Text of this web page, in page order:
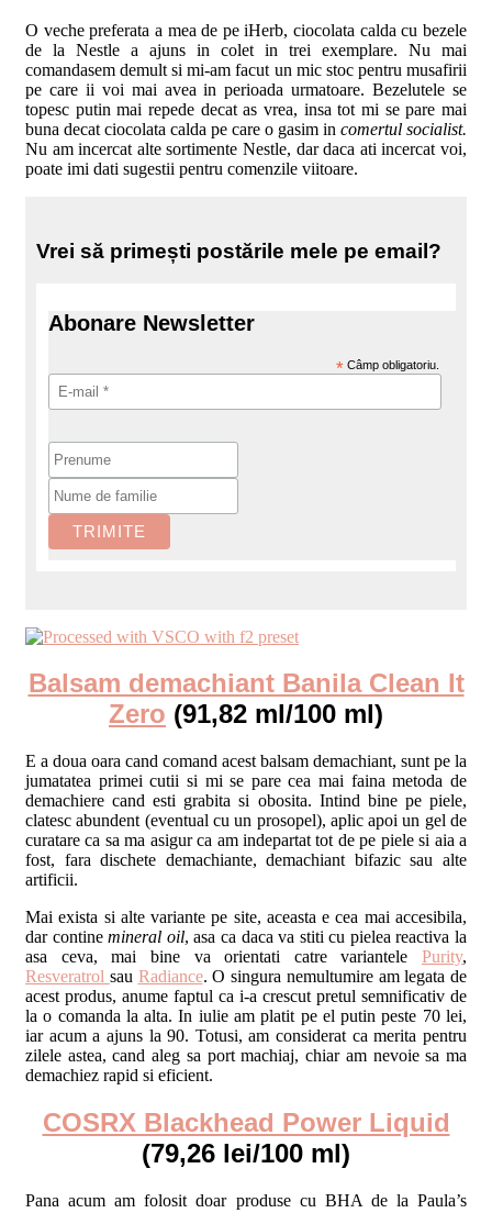
O veche preferata a mea de pe iHerb, ciocolata calda cu bezele
de la Nestle a ajuns in colet in trei exemplare. Nu mai
comandasem demult si mi-am facut un mic stoc pentru musafirii
pe care ii voi mai avea in perioada urmatoare. Bezelutele se
topesc putin mai repede decat as vrea, insa tot mi se pare mai
buna decat ciocolata calda pe care o gasim in comertul socialist.
Nu am incercat alte sortimente Nestle, dar daca ati incercat voi,
poate imi dati sugestii pentru comenzile viitoare.
Vrei să primești postările mele pe email?
Abonare Newsletter
* Câmp obligatoriu.
Balsam demachiant Banila Clean It
Zero (91,82 ml/100 ml)
E a doua oara cand comand acest balsam demachiant, sunt pe la
jumatatea primei cutii si mi se pare cea mai faina metoda de
demachiere cand esti grabita si obosita. Intind bine pe piele,
clatesc abundent (eventual cu un prosopel), aplic apoi un gel de
curatare ca sa ma asigur ca am indepartat tot de pe piele si aia a
fost, fara dischete demachiante, demachiant bifazic sau alte
artificii.
Mai exista si alte variante pe site, aceasta e cea mai accesibila,
dar continemineral oil, asa ca daca va stiti cu pielea reactiva la
asa ceva, mai bine va orientati catre variantele Purity,
Resveratrol sau Radiance. O singura nemultumire am legata de
acest produs, anume faptul ca i-a crescut pretul semnificativ de
la o comanda la alta. In iulie am platit pe el putin peste 70 lei,
iar acum a ajuns la 90. Totusi, am considerat ca merita pentru
zilele astea, cand aleg sa port machiaj, chiar am nevoie sa ma
demachiez rapid si eficient.
COSRX Blackhead Power Liquid
(79,26 lei/100 ml)
Pana acum am folosit doar produse cu BHA de la Paula’s